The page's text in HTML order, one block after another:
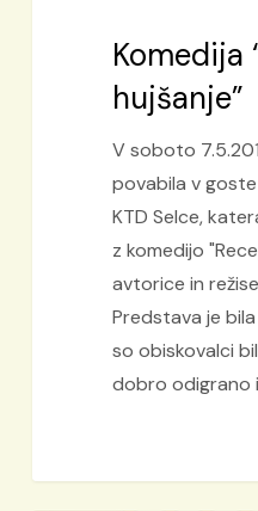
Komedija
hujšanje”
V soboto
povabila v
KTD Selce,
z komedijo
avtorice in
Predstava je
so obiskovalci
dobro odigrano